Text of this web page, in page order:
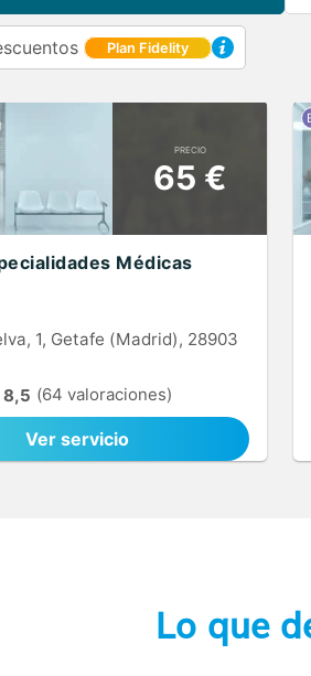
Plan Fidelity
PRECIO
65 €
Médicas
1, Getafe (Madrid), 28903
8,5 (64 valoraciones)
Ver servicio
Lo que